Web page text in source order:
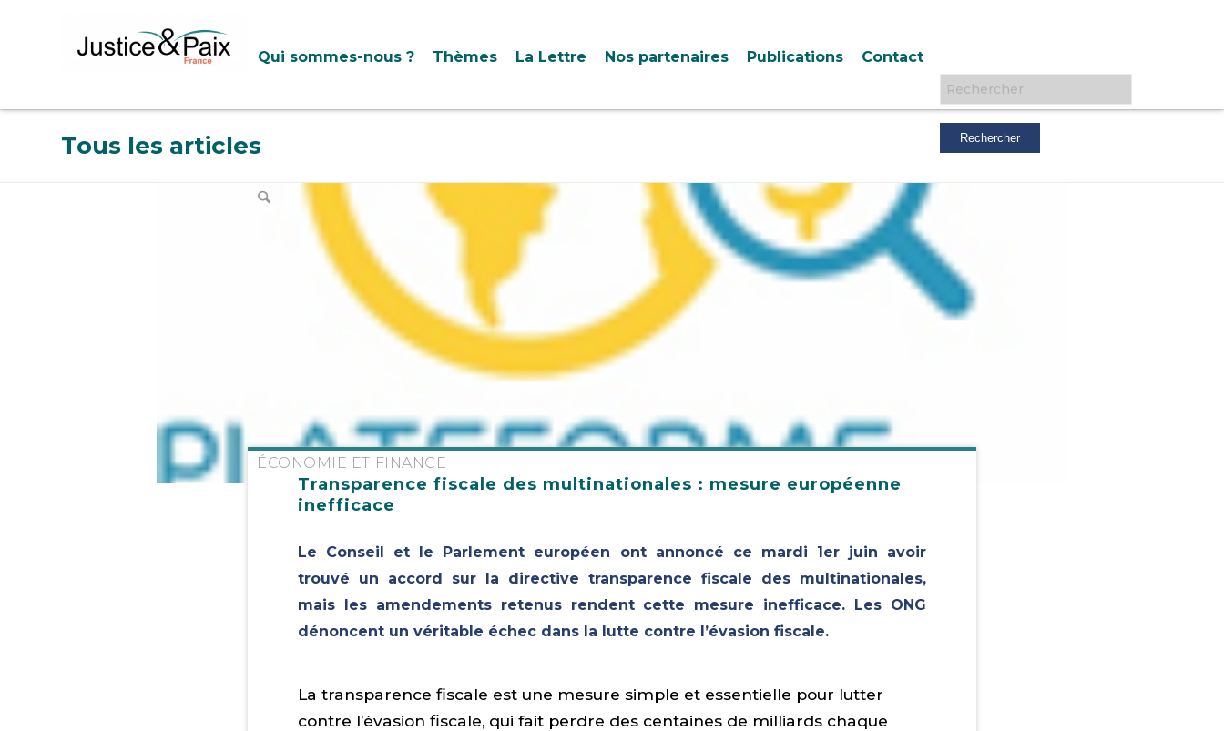
Qui sommes-nous ? Thèmes La Lettre Nos partenaires Publications Contact
Rechercher :
Tous les articles
Transparence fiscale des multinationales : mesure européenne
inefficace
ÉCONOMIE ET FINANCE
Le Conseil et le Parlement européen ont annoncé ce mardi 1er juin avoir
trouvé un accord sur la directive transparence fiscale des multinationales,
mais les amendements retenus rendent cette mesure inefficace. Les ONG
dénoncent un véritable échec dans la lutte contre l’évasion fiscale.
La transparence fiscale est une mesure simple et essentielle pour lutter
contre l’évasion fiscale, qui fait perdre des centaines de milliards chaque